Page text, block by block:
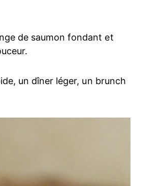
de saumon fondant et
un dîner léger, un brunch